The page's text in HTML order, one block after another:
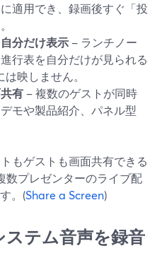
適用でき、録画後すぐ「投
分だけ表示 – ランチノー
行表を自分だけが見られる
映しません。
有 – 複数のゲストが同時
モや製品紹介、パネル型
もゲストも画面共有できる
数プレゼンターのライブ配
。(Share a Screen)
テム音声を録音